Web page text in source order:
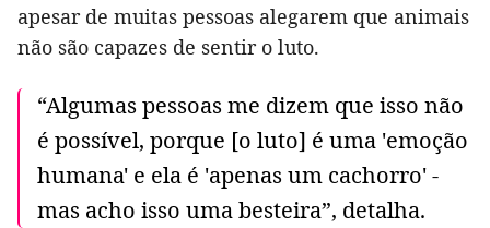
apesar de muitas pessoas alegarem que animais
não são capazes de sentir o luto.
“Algumas pessoas me dizem que isso não
é possível, porque [o luto] é uma 'emoção
humana' e ela é 'apenas um cachorro' -
mas acho isso uma besteira”, detalha.